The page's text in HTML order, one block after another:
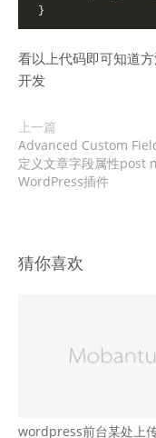
}
看以上代码即可知道
开发
上一篇
Advanced Custom
定义文章字段属性post
WordPress插件
猜你喜欢
wordpress前台某处上